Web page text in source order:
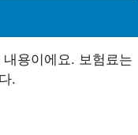
용이에요. 보험료는
.